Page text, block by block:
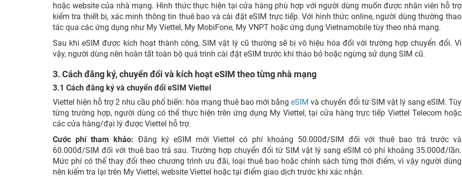
hoặc website của nhà mạng. Hình thức thực hiện tại cửa hàng phù hợp với người dùng muốn được nhân viên hỗ trợ
kiểm tra thiết bị, xác minh thông tin thuê bao và cài đặt eSIM trực tiếp. Với hình thức online, người dùng thường thao
tác qua các ứng dụng như My Viettel, My MobiFone, My VNPT hoặc ứng dụng Vietnamobile tùy theo nhà mạng.
Sau khi eSIM được kích hoạt thành công, SIM vật lý cũ thường sẽ bị vô hiệu hóa đối với trường hợp chuyển đổi. Vì
vậy, người dùng nên hoàn tất toàn bộ quá trình cài đặt eSIM trước khi tháo bỏ hoặc ngừng sử dụng SIM cũ.
3. Cách đăng ký, chuyển đổi và kích hoạt eSIM theo từng nhà mạng
3.1 Cách đăng ký và chuyển đổi eSIM Viettel
Viettel hiện hỗ trợ 2 nhu cầu phổ biến: hòa mạng thuê bao mới bằngeSIM và chuyển đổi từ SIM vật lý sang eSIM. Tùy
từng trường hợp, người dùng có thể thực hiện trên ứng dụng My Viettel, tại cửa hàng trực tiếp Viettel Telecom hoặc
các cửa hàng/đại lý được Viettel hỗ trợ.
Cước phí tham khảo: Đăng ký eSIM mới Viettel có phí khoảng 50.000đ/SIM đối với thuê bao trả trước và
60.000đ/SIM đối với thuê bao trả sau. Trường hợp chuyển đổi từ SIM vật lý sang eSIM có phí khoảng 35.000đ/lần.
Mức phí có thể thay đổi theo chương trình ưu đãi, loại thuê bao hoặc chính sách từng thời điểm, vì vậy người dùng
nên kiểm tra lại trên My Viettel, website Viettel hoặc tại điểm giao dịch trước khi xác nhận.